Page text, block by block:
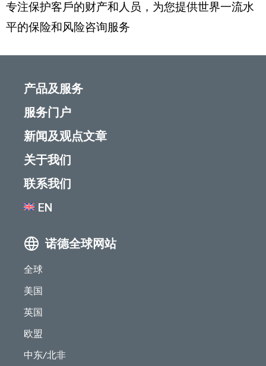
专注保护客戶的财产和人员，为您提供世界一流水
平的保险和风险咨询服务
产品及服务
服务门户
新闻及观点文章
关于我们
联系我们
EN
诺德全球网站
全球
美国
英国
欧盟
中东/北非